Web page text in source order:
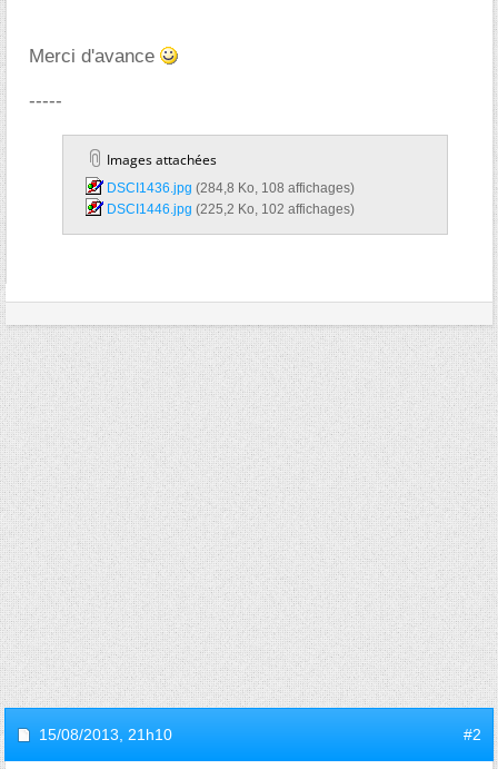
Merci d'avance
-----
Images attachées
DSCI1436.jpg‎ (284,8 Ko, 108 affichages)
DSCI1446.jpg‎ (225,2 Ko, 102 affichages)
15/08/2013, 21h10 #2